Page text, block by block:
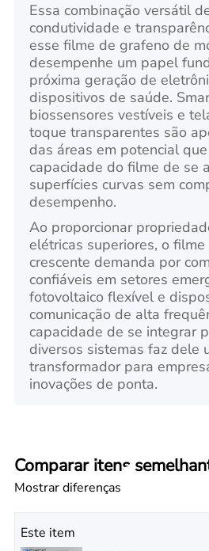
Essa combinação versátil
condutividade e
esse filme de grafeno de
desempenhe um papel
próxima geração de
dispositivos de saúde.
biossensores vestíveis e
toque transparentes são
das áreas em potencial
capacidade do filme de se
superfícies curvas sem
desempenho.
Ao proporcionar
elétricas superiores, o
crescente demanda por
confiáveis em setores
fotovoltaico flexível e
comunicação de alta
capacidade de se integrar
diversos sistemas faz dele
transformador para
inovações de ponta.
Comparar itens
Mostrar diferenças
Este item